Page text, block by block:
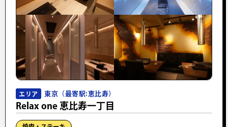
エリア 東京（最寄駅:恵比寿）
Relax one 恵比寿一丁目